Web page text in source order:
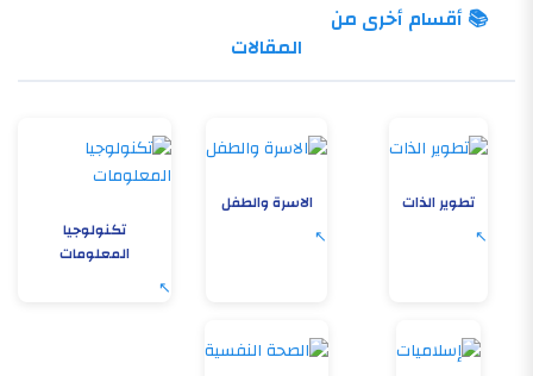
📚 أقسام أخرى من
المقالات
تطوير الذات
الاسرة والطفل
تكنولوجيا
المعلومات